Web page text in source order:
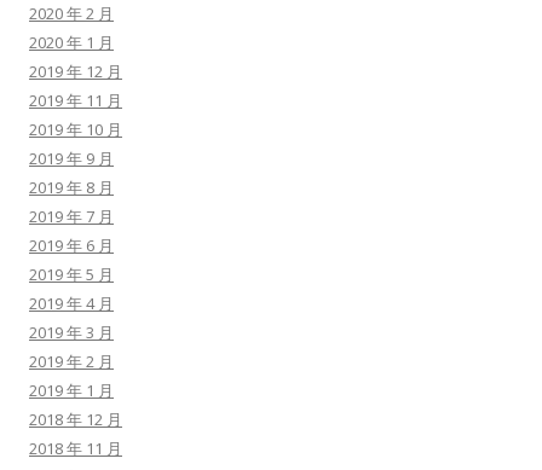
2020 年 2 月
2020 年 1 月
2019 年 12 月
2019 年 11 月
2019 年 10 月
2019 年 9 月
2019 年 8 月
2019 年 7 月
2019 年 6 月
2019 年 5 月
2019 年 4 月
2019 年 3 月
2019 年 2 月
2019 年 1 月
2018 年 12 月
2018 年 11 月